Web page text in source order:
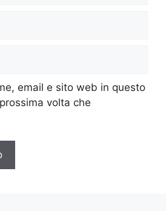
email e sito web in questo
volta che